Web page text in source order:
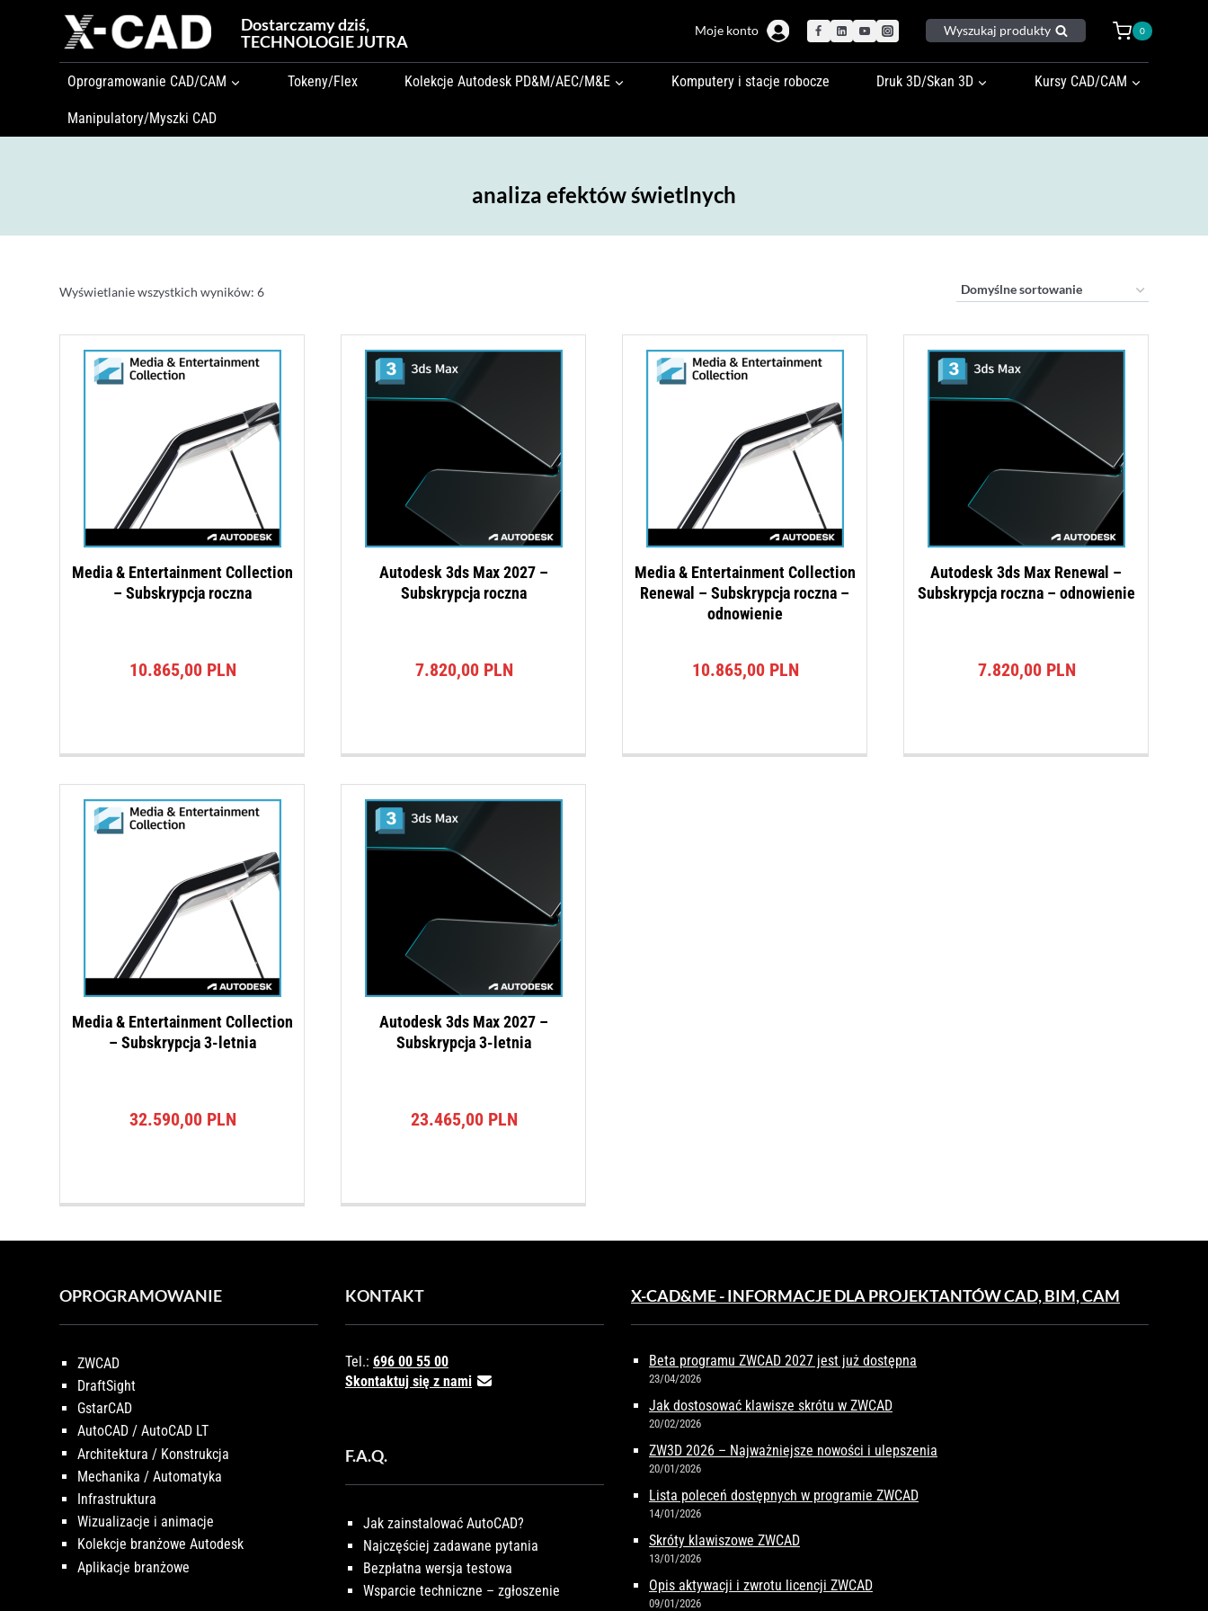
Dostarczamy dziś,
TECHNOLOGIE JUTRA
Moje konto Wyszukaj produkty 0
Oprogramowanie CAD/CAM Tokeny/Flex Kolekcje Autodesk PD&M/AEC/M&E Komputery i stacje robocze Druk 3D/Skan 3D Kursy CAD/CAM
Manipulatory/Myszki CAD
analiza efektów świetlnych
Wyświetlanie wszystkich wyników: 6
Media & Entertainment Collection
– Subskrypcja roczna
10.865,00 PLN
Autodesk 3ds Max 2027 –
Subskrypcja roczna
7.820,00 PLN
Media & Entertainment Collection
Renewal – Subskrypcja roczna –
odnowienie
10.865,00 PLN
Autodesk 3ds Max Renewal –
Subskrypcja roczna – odnowienie
7.820,00 PLN
Media & Entertainment Collection
– Subskrypcja 3-letnia
32.590,00 PLN
Autodesk 3ds Max 2027 –
Subskrypcja 3-letnia
23.465,00 PLN
OPROGRAMOWANIE
ZWCAD
DraftSight
GstarCAD
AutoCAD / AutoCAD LT
Architektura / Konstrukcja
Mechanika / Automatyka
Infrastruktura
Wizualizacje i animacje
Kolekcje branżowe Autodesk
Aplikacje branżowe
KONTAKT
Tel.: 696 00 55 00
Skontaktuj się z nami
F.A.Q.
Jak zainstalować AutoCAD?
Najczęściej zadawane pytania
Bezpłatna wersja testowa
Wsparcie techniczne – zgłoszenie
X-CAD&ME - INFORMACJE DLA PROJEKTANTÓW CAD, BIM, CAM
Beta programu ZWCAD 2027 jest już dostępna
23/04/2026
Jak dostosować klawisze skrótu w ZWCAD
20/02/2026
ZW3D 2026 – Najważniejsze nowości i ulepszenia
20/01/2026
Lista poleceń dostępnych w programie ZWCAD
14/01/2026
Skróty klawiszowe ZWCAD
13/01/2026
Opis aktywacji i zwrotu licencji ZWCAD
09/01/2026